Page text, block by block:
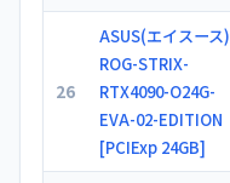
26
ASUS(エイスース)
ROG-STRIX-
RTX4090-O24G-
EVA-02-EDITION
[PCIExp 24GB]